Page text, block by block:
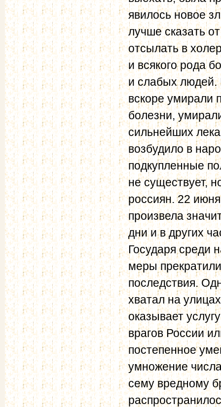
явилось новое
лучше сказать
отсылать в
и всякого рода
и слабых людей.
вскоре умирали
болезни,
сильнейших
возбудило в
подкупленные
не существует,
россиян. 22
произвела
дни и в других
Государя среди
меры
последствия.
хватал на
оказывает
врагов России
постепенное
умножение
сему вредному